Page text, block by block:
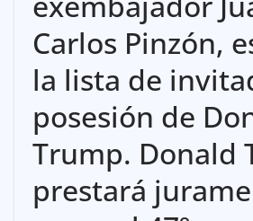
Carlos Pinzón,
la lista de
posesión de
Trump. Donald
prestará